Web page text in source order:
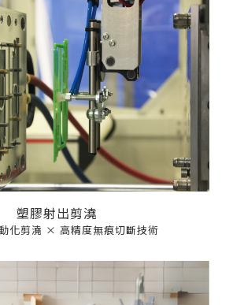
選
塑膠射出剪澆
化剪澆 × 高精度無痕切斷技術
同意